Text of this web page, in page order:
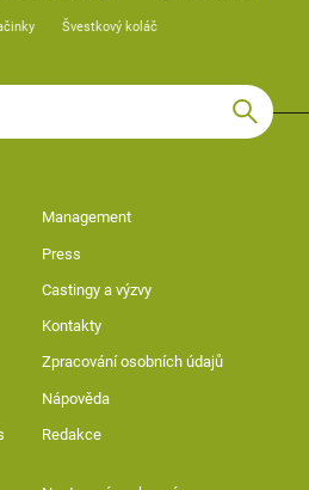
Švestkový koláč
Management
Press
Castingy a výzvy
Kontakty
Zpracování osobních údajů
Nápověda
Redakce